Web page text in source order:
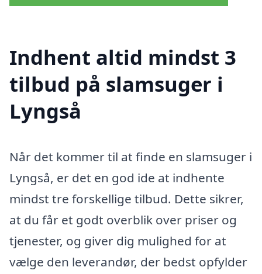
Indhent altid mindst 3
tilbud på slamsuger i
Lyngså
Når det kommer til at finde en slamsuger i
Lyngså, er det en god ide at indhente
mindst tre forskellige tilbud. Dette sikrer,
at du får et godt overblik over priser og
tjenester, og giver dig mulighed for at
vælge den leverandør, der bedst opfylder